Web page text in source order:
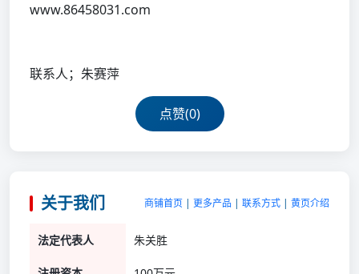
www.86458031.com
联系人；朱赛萍
点赞(0)
关于我们 商铺首页 | 更多产品 | 联系方式 | 黄页介绍
法定代表人 朱关胜